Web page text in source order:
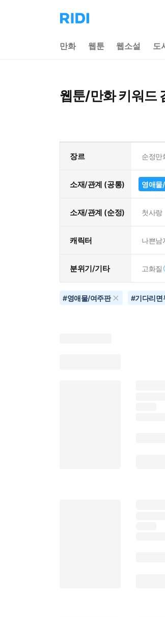
리
디
으
만화 웹툰 웹소설 도
웹툰/만화 키워드
장르 순정만
소재/관계 (공통) 영애물
소재/관계 (순정) 첫사랑
캐릭터 나쁜남
분위기/기타 고화질
#영애물/여주판 #기다리면